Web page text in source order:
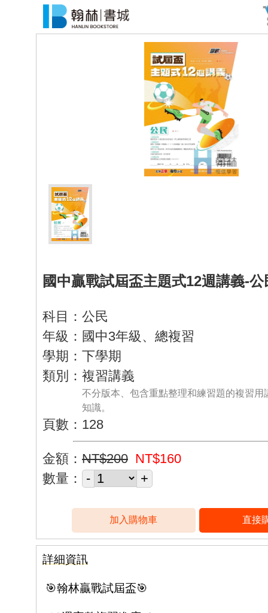
國中贏戰試屆盃主題式12週講義-公
科目：公民
年級：國中3年級、總複習
學期：下學期
類別：複習講義
不分版本、包含重點整理和練習題的複習用
知識。
頁數：128
金額： NT$200 NT$160
數量：
詳細資訊
🎯翰林贏戰試屆盃🎯